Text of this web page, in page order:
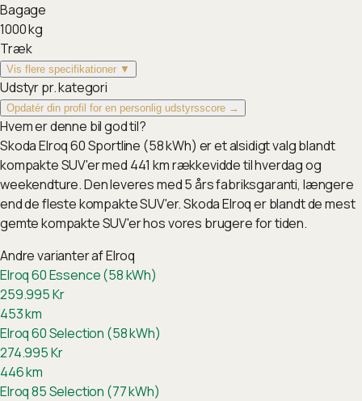
Bagage
1000kg
Træk
Vis flere specifikationer ▼
Udstyr pr. kategori
Opdatér din profil for en personlig udstyrsscore →
Hvem er denne bil god til?
Skoda Elroq 60 Sportline (58 kWh) er et alsidigt valg blandt
kompakte SUV'er med 441 km rækkevidde til hverdag og
weekendture. Den leveres med 5 års fabriksgaranti, længere
end de fleste kompakte SUV'er. Skoda Elroq er blandt de mest
gemte kompakte SUV'er hos vores brugere for tiden.
Andre varianter afElroq
Elroq 60 Essence (58 kWh)
259.995Kr
453km
Elroq 60 Selection (58 kWh)
274.995Kr
446km
Elroq 85 Selection (77 kWh)